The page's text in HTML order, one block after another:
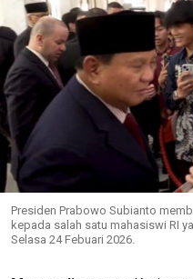
Presiden Prabowo Subianto
kepada salah satu mahasiswi RI
Selasa 24 Febuari 2026.